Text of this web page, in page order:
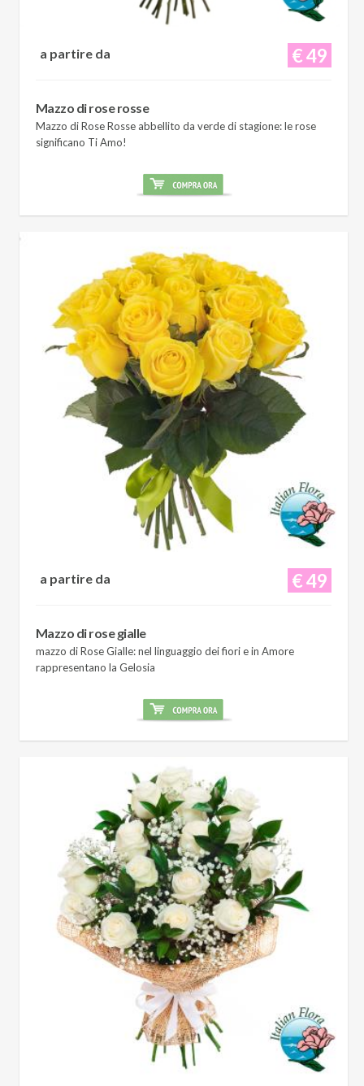
€ 49
a partire da
Mazzo di rose rosse
Mazzo di Rose Rosse abbellito da verde di stagione: le rose
significano Ti Amo!
€ 49
a partire da
Mazzo di rose gialle
mazzo di Rose Gialle: nel linguaggio dei fiori e in Amore
rappresentano la Gelosia